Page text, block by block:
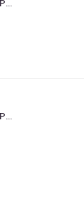
UCES UNIVERSIDAD DE CIENCIAS EMPRESARIALES Y SOCIALES
UCES UNIVERSIDAD DE CIENCIAS EMPRESARIALES Y SOCIALES